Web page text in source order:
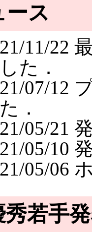
ース
11/22
た．
07/12
．
05/21
05/10
05/06
秀若手